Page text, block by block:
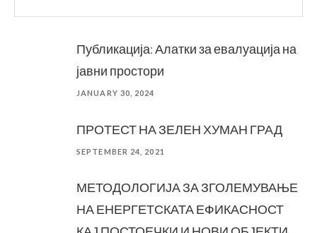
Публикација: Алатки за евалуација на
јавни простори
JANUARY 30, 2024
ПРОТЕСТ НА ЗЕЛЕН ХУМАН ГРАД
SEPTEMBER 24, 2021
МЕТОДОЛОГИЈА ЗА ЗГОЛЕМУВАЊЕ
НА ЕНЕРГЕТСКАТА ЕФИКАСНОСТ